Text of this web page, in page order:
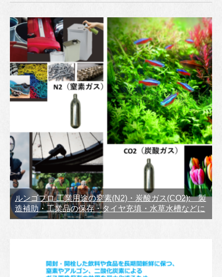
ルンゴプロ 工業用途の窒素(N2)・炭酸ガス(CO2): 製
造補助・工業品の保存・タイヤ充填・水草水槽などに